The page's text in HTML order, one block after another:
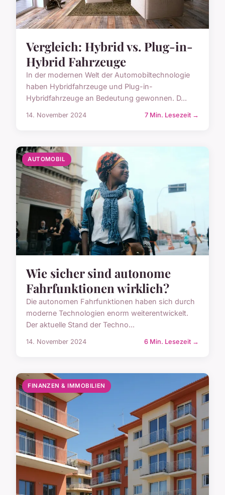
Vergleich: Hybrid vs. Plug-in-
Hybrid Fahrzeuge
In der modernen Welt der Automobiltechnologie
haben Hybridfahrzeuge und Plug-in-
Hybridfahrzeuge an Bedeutung gewonnen. D...
14. November 2024 7 Min. Lesezeit →
AUTOMOBIL
Wie sicher sind autonome
Fahrfunktionen wirklich?
Die autonomen Fahrfunktionen haben sich durch
moderne Technologien enorm weiterentwickelt.
Der aktuelle Stand der Techno...
14. November 2024 6 Min. Lesezeit →
FINANZEN & IMMOBILIEN